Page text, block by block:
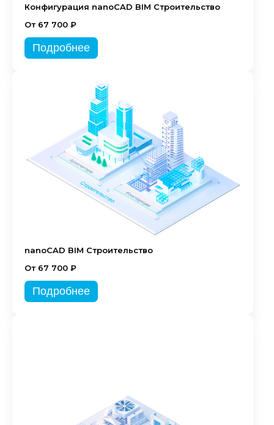
Конфигурация nanoCAD BIM Строительство
От 67 700 ₽
Подробнее
nanoCAD BIM Строительство
От 67 700 ₽
Подробнее